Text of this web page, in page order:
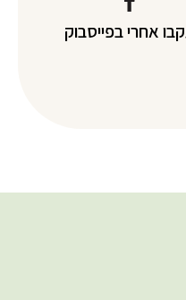
אחריבפייסבוק